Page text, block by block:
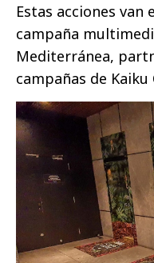
Estas acciones van
campaña
Mediterránea,
campañas de Kaiku